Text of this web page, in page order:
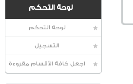
لوحة التحكم
لوحة التحكم
التسجيل
اجعل كافة الأقسام مقروءة